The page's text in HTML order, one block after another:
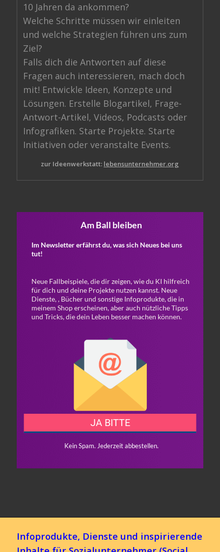
10 Jahren da ankommen?
Welche Schritte müssen wir einleiten
und welche Strategien führen uns zum
Ziel?
Falls dich die Antworten auf diese
Fragen auch interessieren, mach doch
mit! Entwickle Ideen, Konzepte und
Lösungen. Erstelle Blogartikel, Frage-
Antwort-Artikel, Videos, Podcasts oder
Infografiken. Starte Projekte. Starte
Initiativen oder veranstalte Events.
zur Ideenwerkstatt: lebensunternehmer.org
Infoprodukte, Dienste und inspirierende